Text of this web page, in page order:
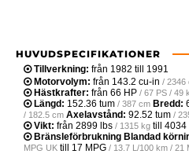
HUVUDSPECIFIKATIONER
Tillverkning: från 1982 till 1991
Motorvolym: från 143.2 cu-in / 2346
Hästkrafter: från 66 HP / 67 PS / 49
Längd: 152.36 tum / 387 cm Bredd:
/ 182.5 cm Axelavstånd: 92.52 tum /
Vikt: från 2899 lbs / 1315 kg till 4034
Bränsleförbrukning Blandad
MPG UK till 17 MPG / 13.7 L/100 km / 21